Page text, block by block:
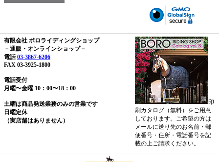
有限会社 ボロライディングショップ
－通販・オンラインショップ－
電話03-3867-6206
FAX 03-3925-1800
電話受付
月曜〜金曜 10：00〜18：00
土曜は商品発送業務のみの営業です
日曜定休
（実店舗はありません）
印
刷カタログ（無料）をご用意
しております。ご希望の方は
メールに送り先のお名前・郵
便番号・住所・電話番号を記
載の上ご請求ください。